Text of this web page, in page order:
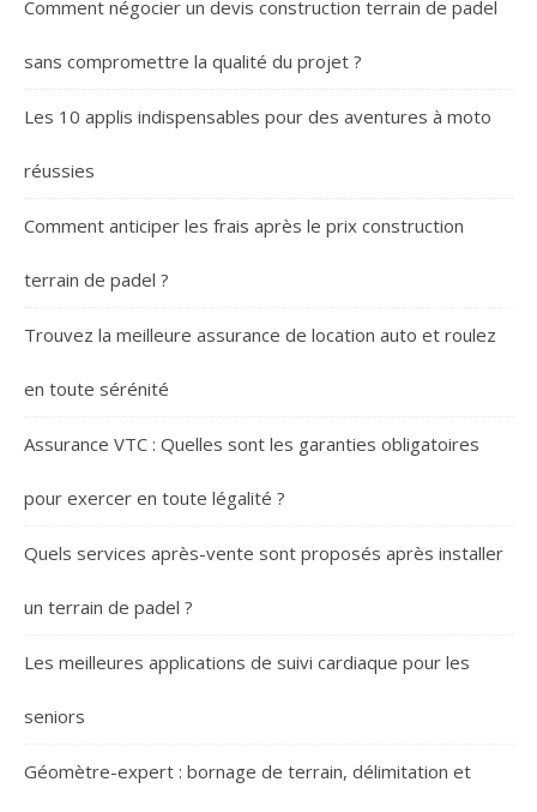
Comment négocier un devis construction terrain de padel
sans compromettre la qualité du projet ?
Les 10 applis indispensables pour des aventures à moto
réussies
Comment anticiper les frais après le prix construction
terrain de padel ?
Trouvez la meilleure assurance de location auto et roulez
en toute sérénité
Assurance VTC : Quelles sont les garanties obligatoires
pour exercer en toute légalité ?
Quels services après-vente sont proposés après installer
un terrain de padel ?
Les meilleures applications de suivi cardiaque pour les
seniors
Géomètre-expert : bornage de terrain, délimitation et